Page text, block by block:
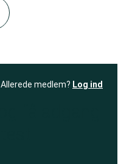
Allerede medlem? Log ind